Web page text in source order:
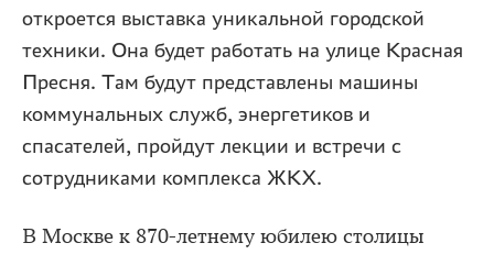
откроется выставка уникальной городской
техники. Она будет работать на улице Красная
Пресня. Там будут представлены машины
коммунальных служб, энергетиков и
спасателей, пройдут лекции и встречи с
сотрудниками комплекса ЖКХ.
В Москве к 870-летнему юбилею столицы